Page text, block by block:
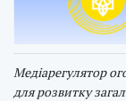
Медіарегулятор
для розвитку